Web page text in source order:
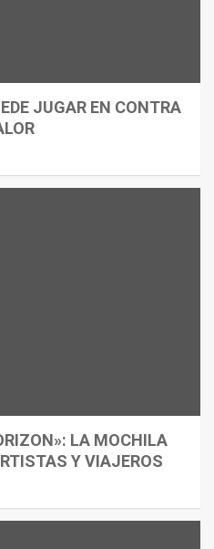
JUGAR EN CONTRA
LA MOCHILA
Y VIAJEROS